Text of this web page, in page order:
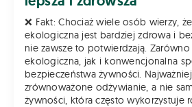
❌ Fakt: Chociaż wiele osób wierzy,
ekologiczna jest bardziej zdrowa i
nie zawsze to potwierdzają.
ekologiczna, jak i konwencjonalna
bezpieczeństwa żywności.
zrównoważone odżywianie, a nie
żywności, która często wykorzystuje